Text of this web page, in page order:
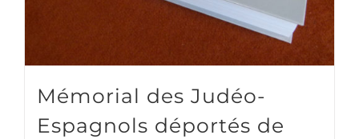
Mémorial des Judéo-
Espagnols déportés de